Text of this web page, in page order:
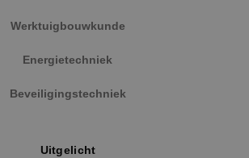
Werktuigbouwkunde
Energietechniek
Beveiligingstechniek
Uitgelicht